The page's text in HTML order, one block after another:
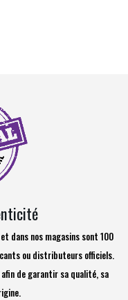
dans nos magasins sont 100
ou distributeurs officiels.
de garantir sa qualité, sa